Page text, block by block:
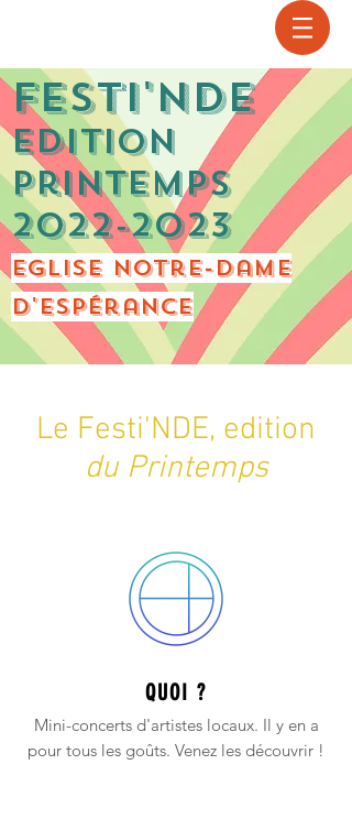
Festi'NDE
Edition
Printemps
2022-2023
Eglise Notre-Dame
d'Espérance
Le Festi'NDE, edition
du Printemps
QUOI ?
Mini-concerts d'artistes locaux. Il y en a
pour tous les goûts. Venez les découvrir !